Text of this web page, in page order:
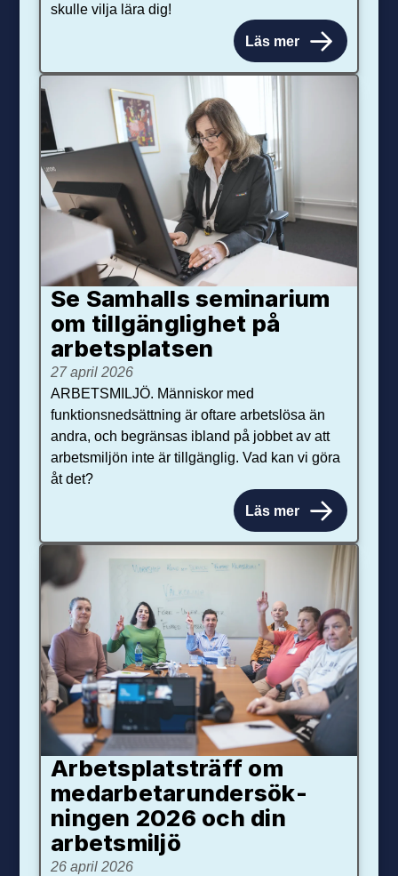
skulle vilja lära dig!
Läs mer
Se Samhalls seminarium
om tillgänglighet på
arbetsplatsen
27 april 2026
ARBETSMILJÖ. Människor med
funktionsnedsättning är oftare arbetslösa än
andra, och begränsas ibland på jobbet av att
arbetsmiljön inte är tillgänglig. Vad kan vi göra
åt det?
Läs mer
Arbetsplats­träff om
med­arbetar­under­sök­
ningen 2026 och din
arbets­miljö
26 april 2026